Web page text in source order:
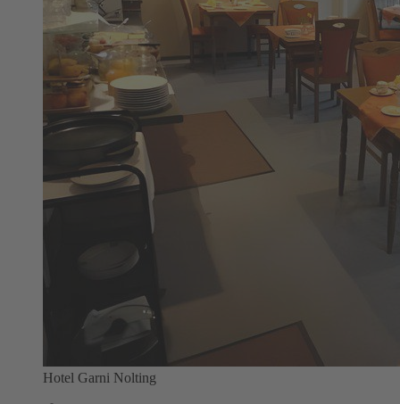
Hotel Garni Nolting